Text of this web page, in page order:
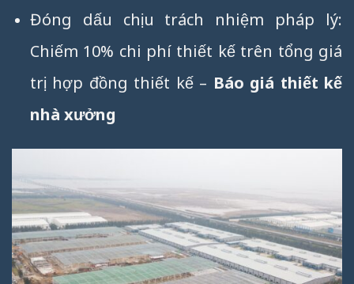
Đóng dấu chịu trách nhiệm pháp lý:
Chiếm 10% chi phí thiết kế trên tổng giá
trị hợp đồng thiết kế – Báo giá thiết kế
nhà xưởng